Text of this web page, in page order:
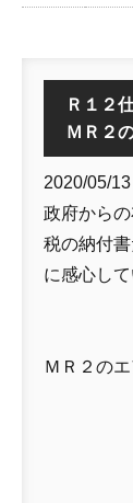
Ｒ１２
ＭＲ２
2020/05/13
政府から
税の納付
に感心し
ＭＲ２の